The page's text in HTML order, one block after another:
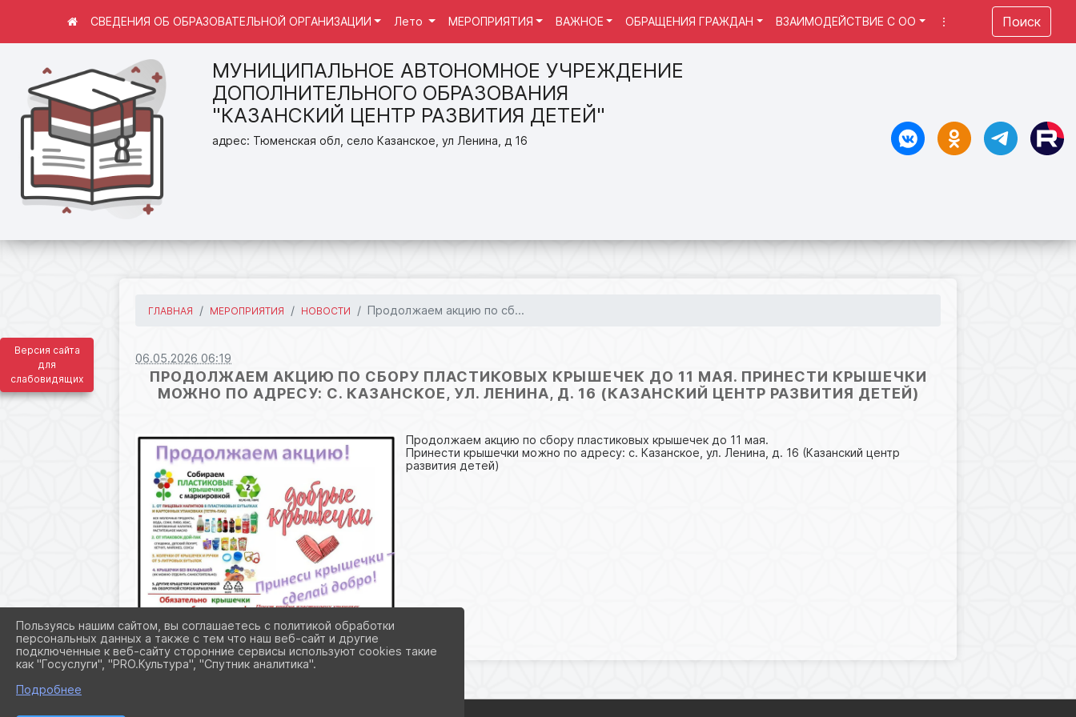
Версия сайта
для
слабовидящих
МУНИЦИПАЛЬНОЕ АВТОНОМНОЕ УЧРЕЖДЕНИЕ
ДОПОЛНИТЕЛЬНОГО ОБРАЗОВАНИЯ
"КАЗАНСКИЙ ЦЕНТР РАЗВИТИЯ ДЕТЕЙ"
адрес: Тюменская обл, село Казанское, ул Ленина, д 16
СВЕДЕНИЯ ОБ ОБРАЗОВАТЕЛЬНОЙ ОРГАНИЗАЦИИ Лето МЕРОПРИЯТИЯ ВАЖНОЕ ОБРАЩЕНИЯ ГРАЖДАН ВЗАИМОДЕЙСТВИЕ С ОО ⋮ Поиск
ГЛАВНАЯ МЕРОПРИЯТИЯ НОВОСТИ Продолжаем акцию по сб...
06.05.2026 06:19
ПРОДОЛЖАЕМ АКЦИЮ ПО СБОРУ ПЛАСТИКОВЫХ КРЫШЕЧЕК ДО 11 МАЯ. ПРИНЕСТИ КРЫШЕЧКИ
МОЖНО ПО АДРЕСУ: С. КАЗАНСКОЕ, УЛ. ЛЕНИНА, Д. 16 (КАЗАНСКИЙ ЦЕНТР РАЗВИТИЯ ДЕТЕЙ)
Продолжаем акцию по сбору пластиковых крышечек до 11 мая.
Принести крышечки можно по адресу: с. Казанское, ул. Ленина, д. 16 (Казанский центр
развития детей)
Пользуясь нашим сайтом, вы соглашаетесь с политикой обработки
персональных данных а также с тем что наш веб-сайт и другие
подключенные к веб-сайту сторонние сервисы используют cookies такие
как "Госуслуги", "PRO.Культура", "Спутник аналитика".
Подробнее